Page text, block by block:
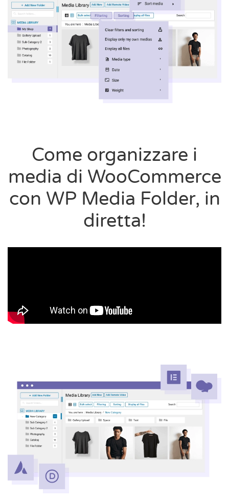
Come organizzare i
media di WooCommerce
con WP Media Folder, in
diretta!